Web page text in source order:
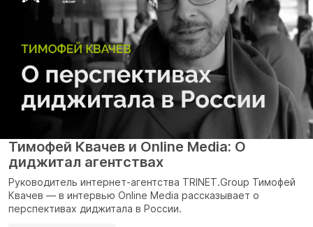
Тимофей Квачев и Online Media: О
диджитал агентствах
Руководитель интернет-агентства TRINET.Group Тимофей
Квачев — в интервью Online Media рассказывает о
перспективах диджитала в России.